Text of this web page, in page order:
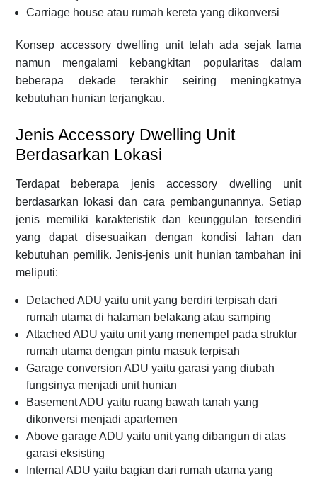
Carriage house atau rumah kereta yang dikonversi
Konsep accessory dwelling unit telah ada sejak lama
namun mengalami kebangkitan popularitas dalam
beberapa dekade terakhir seiring meningkatnya
kebutuhan hunian terjangkau.
Jenis Accessory Dwelling Unit
Berdasarkan Lokasi
Terdapat beberapa jenis accessory dwelling unit
berdasarkan lokasi dan cara pembangunannya. Setiap
jenis memiliki karakteristik dan keunggulan tersendiri
yang dapat disesuaikan dengan kondisi lahan dan
kebutuhan pemilik. Jenis-jenis unit hunian tambahan ini
meliputi:
Detached ADU yaitu unit yang berdiri terpisah dari
rumah utama di halaman belakang atau samping
Attached ADU yaitu unit yang menempel pada struktur
rumah utama dengan pintu masuk terpisah
Garage conversion ADU yaitu garasi yang diubah
fungsinya menjadi unit hunian
Basement ADU yaitu ruang bawah tanah yang
dikonversi menjadi apartemen
Above garage ADU yaitu unit yang dibangun di atas
garasi eksisting
Internal ADU yaitu bagian dari rumah utama yang